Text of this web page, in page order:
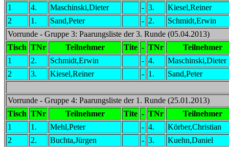
1
4. Maschinski,Dieter - 3.
Kiesel,Reiner
2
1. Sand,Peter - 2.
Schmidt,Erwin
Vorrunde - Gruppe 3: Paarungsliste der 3. Runde (05.04.2013)
Tisch TNr Teilnehmer Tite - TNr
Teilnehmer
1
2. Schmidt,Erwin - 4.
Maschinski,Dieter
2
3. Kiesel,Reiner - 1. Sand,Peter
Vorrunde - Gruppe 4: Paarungsliste der 1. Runde (25.01.2013)
Tisch TNr Teilnehmer Tite - TNr
Teilnehmer
1
1. Mehl,Peter - 4.
Körber,Christian
2
2. Buchta,Jürgen - 3.
Kuehn,Daniel